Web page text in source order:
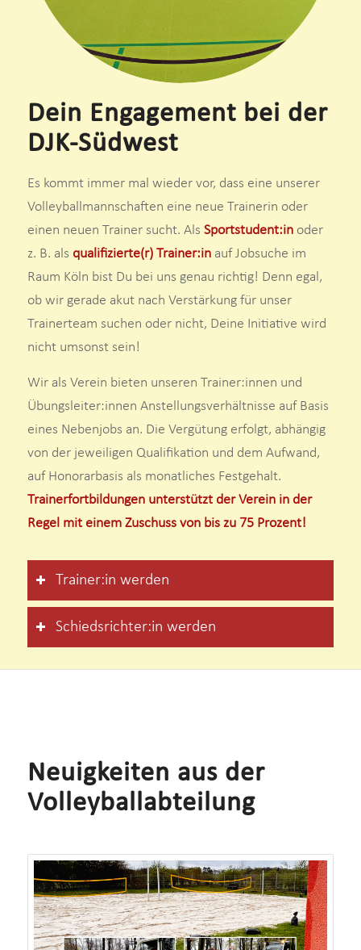
Dein Engagement bei der
DJK-Südwest
Es kommt immer mal wieder vor, dass eine unserer
Volleyballmannschaften eine neue Trainerin oder
einen neuen Trainer sucht. Als Sportstudent:inoder
z. B. als qualifizierte(r) Trainer:inauf Jobsuche im
Raum Köln bist Du bei uns genau richtig! Denn egal,
ob wir gerade akut nach Verstärkung für unser
Trainerteam suchen oder nicht, Deine Initiative wird
nicht umsonst sein!
Wir als Verein bieten unseren Trainer:innen und
Übungsleiter:innen Anstellungsverhältnisse auf Basis
eines Nebenjobs an. Die Vergütung erfolgt, abhängig
von der jeweiligen Qualifikation und dem Aufwand,
auf Honorarbasis als monatliches Festgehalt.
Trainerfortbildungen unterstützt der Verein in der
Regel mit einem Zuschuss von bis zu 75 Prozent!
Trainer:in werden
Schiedsrichter:in werden
Neuigkeiten aus der
Volleyballabteilung